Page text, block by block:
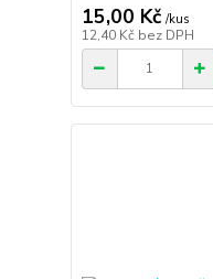
15,00 Kč /kus
12,40 Kč bez DPH